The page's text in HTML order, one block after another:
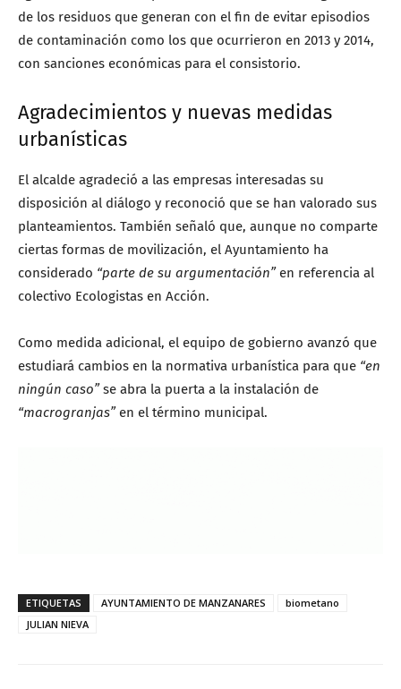
de los residuos que generan con el fin de evitar episodios
de contaminación como los que ocurrieron en 2013 y 2014,
con sanciones económicas para el consistorio.
Agradecimientos y nuevas medidas
urbanísticas
El alcalde agradeció a las empresas interesadas su
disposición al diálogo y reconoció que se han valorado sus
planteamientos. También señaló que, aunque no comparte
ciertas formas de movilización, el Ayuntamiento ha
considerado “parte de su argumentación”en referencia al
colectivo Ecologistas en Acción.
Como medida adicional, el equipo de gobierno avanzó que
estudiará cambios en la normativa urbanística para que “en
ningún caso”se abra la puerta a la instalación de
“macrogranjas”en el término municipal.
ETIQUETAS AYUNTAMIENTO DE MANZANARES
biometano
JULIAN NIEVA